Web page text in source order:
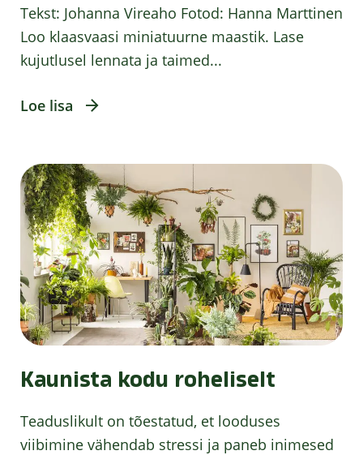
Tekst: Johanna Vireaho Fotod: Hanna Marttinen
Loo klaasvaasi miniatuurne maastik. Lase
kujutlusel lennata ja taimed...
Loe lisa
Kaunista kodu roheliselt
Teaduslikult on tõestatud, et looduses
viibimine vähendab stressi ja paneb inimesed